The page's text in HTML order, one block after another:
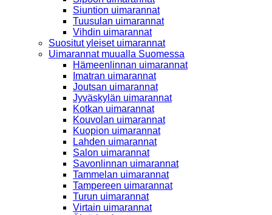
Siuntion uimarannat
Tuusulan uimarannat
Vihdin uimarannat
Suositut yleiset uimarannat
Uimarannat muualla Suomessa
Hämeenlinnan uimarannat
Imatran uimarannat
Joutsan uimarannat
Jyväskylän uimarannat
Kotkan uimarannat
Kouvolan uimarannat
Kuopion uimarannat
Lahden uimarannat
Salon uimarannat
Savonlinnan uimarannat
Tammelan uimarannat
Tampereen uimarannat
Turun uimarannat
Virtain uimarannat